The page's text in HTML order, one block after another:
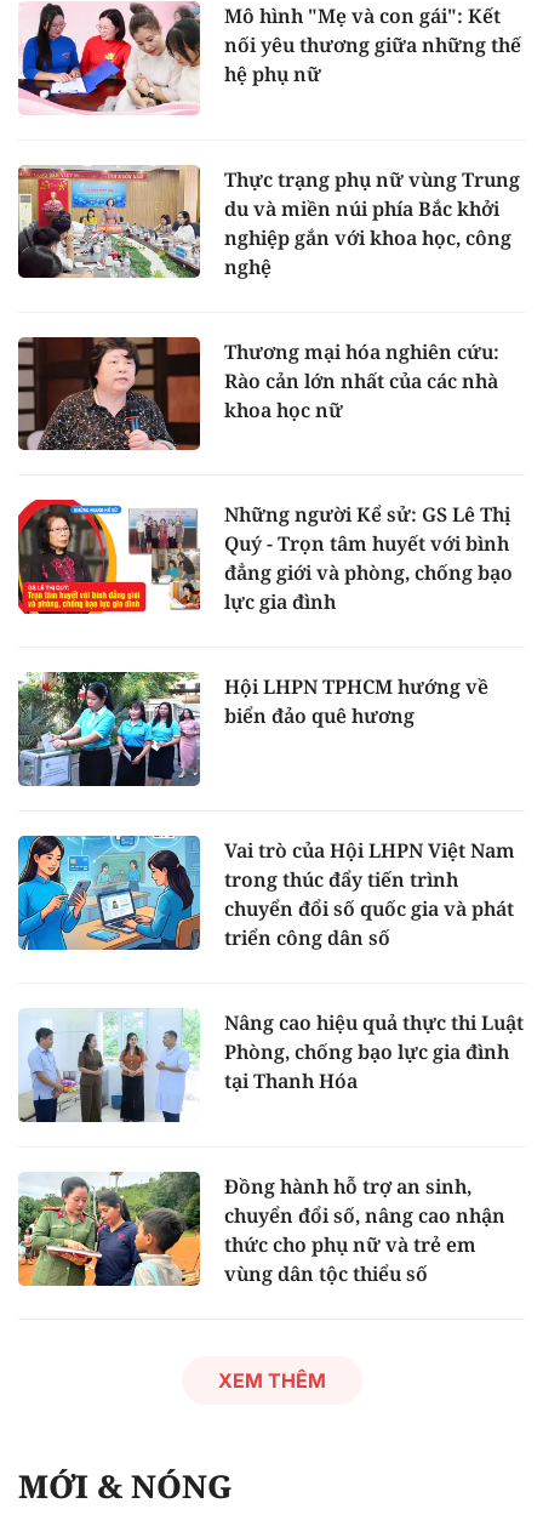
Mô hình "Mẹ và con gái": Kết
nối yêu thương giữa những thế
hệ phụ nữ
Thực trạng phụ nữ vùng Trung
du và miền núi phía Bắc khởi
nghiệp gắn với khoa học, công
nghệ
Thương mại hóa nghiên cứu:
Rào cản lớn nhất của các nhà
khoa học nữ
Những người Kể sử: GS Lê Thị
Quý - Trọn tâm huyết với bình
đẳng giới và phòng, chống bạo
lực gia đình
Hội LHPN TPHCM hướng về
biển đảo quê hương
Vai trò của Hội LHPN Việt Nam
trong thúc đẩy tiến trình
chuyển đổi số quốc gia và phát
triển công dân số
Nâng cao hiệu quả thực thi Luật
Phòng, chống bạo lực gia đình
tại Thanh Hóa
Đồng hành hỗ trợ an sinh,
chuyển đổi số, nâng cao nhận
thức cho phụ nữ và trẻ em
vùng dân tộc thiểu số
XEM THÊM
MỚI & NÓNG